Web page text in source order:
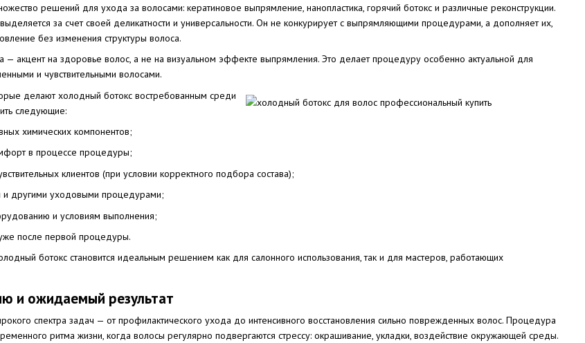
решений для ухода за волосами: кератиновое выпрямление, нанопластика, горячий ботокс и различные реконструкции.
за счет своей деликатности и универсальности. Он не конкурирует с выпрямляющими процедурами, а дополняет их,
без изменения структуры волоса.
— акцент на здоровье волос, а не на визуальном эффекте выпрямления. Это делает процедуру особенно актуальной для
и чувствительными волосами.
делают холодный ботокс востребованным среди
следующие:
химических компонентов;
в процессе процедуры;
клиентов (при условии корректного подбора состава);
и другими уходовыми процедурами;
и условиям выполнения;
после первой процедуры.
ботокс становится идеальным решением как для салонного использования, так и для мастеров, работающих
и ожидаемый результат
спектра задач — от профилактического ухода до интенсивного восстановления сильно поврежденных волос. Процедура
ритма жизни, когда волосы регулярно подвергаются стрессу: окрашивание, укладки, воздействие окружающей среды.